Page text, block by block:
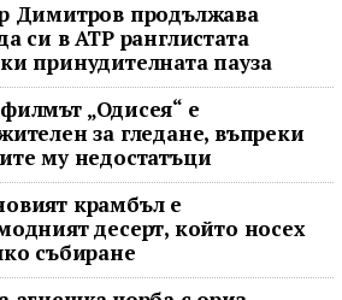
Димитров продължава
си в ATP ранглистата
принудителната пауза
„Одисея“ е
за гледане, въпреки
му недостатъци
крамбъл е
десерт, който носех
събиране